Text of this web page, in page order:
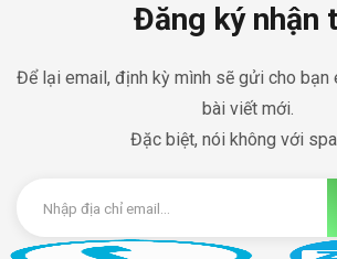
Đăng ký nhận
Để lại email, định kỳ mình sẽ gửi cho bạn
bài viết mới.
Đặc biệt, nói không với